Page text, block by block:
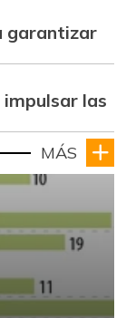
garantizar
las
MÁS